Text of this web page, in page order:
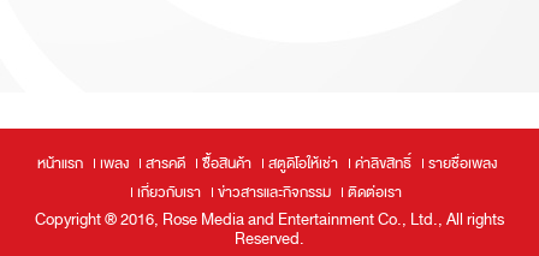
หน้าแรก เพลง สารคดี ซื้อสินค้า สตูดิโอให้เช่า ค่าลิขสิทธิ์
รายชื่อเพลง
เกี่ยวกับเรา
ข่าวสารและกิจกรรม ติดต่อเรา
Copyright ® 2016, Rose Media and Entertainment Co., Ltd., All rights
Reserved.